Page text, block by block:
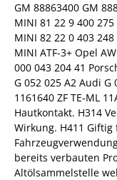
GM 88863400 GM
MINI 81 22 9 400
MINI 82 22 0 403
MINI ATF-3+ Opel
000 043 204 41
G 052 025 A2 Audi G
1161640 ZF TE-ML
Hautkontakt. H314
Wirkung. H411
bereits verbauten
Altölsammelstelle